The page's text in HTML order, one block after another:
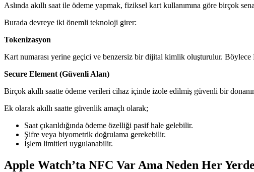
Aslında akıllı saat ile ödeme yapmak, fiziksel kart kullanımına göre birçok
Burada devreye iki önemli teknoloji girer:
Tokenizasyon
Kart numarası yerine geçici ve benzersiz bir dijital kimlik oluşturulur. Böylece
Secure Element (Güvenli Alan)
Birçok akıllı saatte ödeme verileri cihaz içinde izole edilmiş güvenli bir
Ek olarak akıllı saatte güvenlik amaçlı olarak;
Saat çıkarıldığında ödeme özelliği pasif hale gelebilir.
Şifre veya biyometrik doğrulama gerekebilir.
İşlem limitleri uygulanabilir.
Apple Watch’ta NFC Var Ama Neden Her